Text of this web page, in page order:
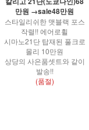
만원 →sale48만원
스타일리쉬한 맷블랙 포스
작렬!! 에어로휠
시마노21단 탑재된 풀크로
몰리 10만원
상당의 사은품셋트와 같이
발송!!
(품절)